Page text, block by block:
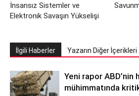
İnsansız Sistemler ve
Elektronik Savaşın Yükselişi
İlgili Haberler Yazarın Diğer İçerikleri
Yeni rapor ABD’nin
mühimmatında